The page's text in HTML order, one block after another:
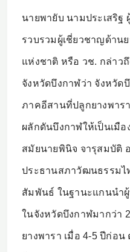
นายพายับ นามประเสริฐ
รวบรวมผู้เชี่ยวชาญด้าน
แห่งชาติ หรือ วช. กล่าว
จังหวัดบึงกาฬว่า จังหวัด
ภาคอีสานที่ปลูกยางพาร
ผลักดันบึงกาฬให้เป็นเมือ
สมัยนายพินิจ จารุสมบัติ
ประธานสภาวัฒนธรรมไ
สัมพันธ์ ในฐานะแกนนำ
ในจังหวัดบึงกาฬมากว่า
ยางพารา เมื่อ 4-5 ปีก่อ